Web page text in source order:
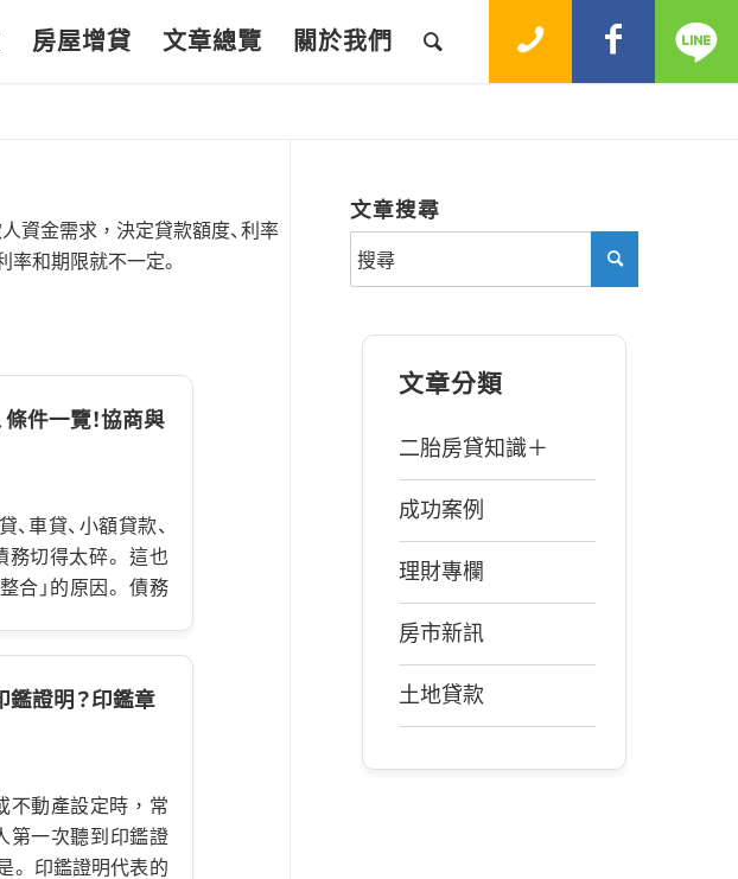
房屋增貸 文章總覽 關於我們
資金需求，決定貸款額度、利率
和期限就不一定。
條件一覽！協商與
車貸、小額貸款、
切得太碎。 這也
合」的原因。 債務
！ 如果你現在每個
至不知道哪一筆債
好好檢查自己的
低月付壓力，讓生
估清楚，只是又多
。 債務整合是什
鑑證明？印鑑章
不動產設定時，常
第一次聽到印鑑證
。 印鑑證明代表的
文章搜尋
文章分類
二胎房貸知識＋
成功案例
理財專欄
房市新訊
土地貸款